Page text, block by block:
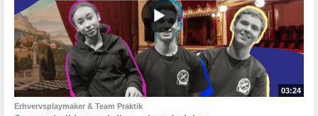
03:24
Erhvervsplaymaker & Team Praktik